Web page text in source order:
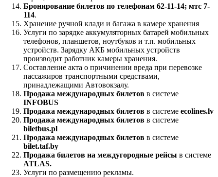
Бронирование билетов по телефонам 62-11-14; мтс 7-
114.
Хранение ручной клади и багажа в камере хранения
Услуги по зарядке аккумуляторных батарей мобильных
телефонов, планшетов, ноутбуков и т.п. мобильных
устройств. Зарядку АКБ мобильных устройств
производит работник камеры хранения.
Составление акта о причинении вреда при перевозке
пассажиров транспортными средствами,
принадлежащими Автовокзалу.
Продажа международных билетов в системе
INFOBUS
Продажа международных билетов в системе ecolines.lv
Продажа международных билетов в системе
biletbus.pl
Продажа международных билетов в системе
bilet.taf.by
Продажа билетов на междугородные рейсы в системе
ATLAS.
Услуги по размещению рекламы.